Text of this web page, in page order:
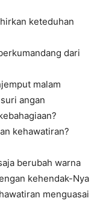
keteduhan
dari
malam
angan
kehawatiran?
berubah warna
kehendak-Nya
menguasai